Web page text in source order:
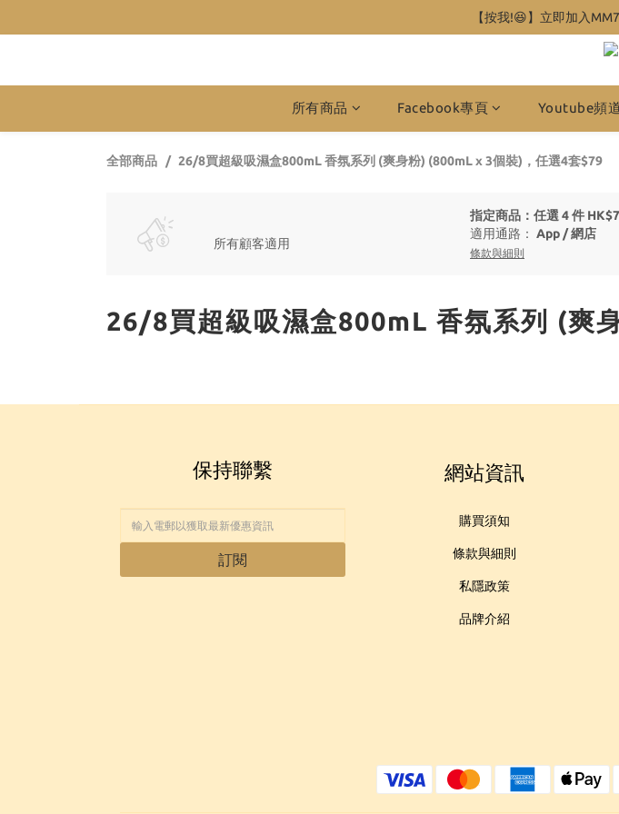
【按我!😆】立即加入
所有商品 Facebook專頁 Youtube頻
全部商品 26/8買超級吸濕盒800mL 香氛系列 (爽身粉) (800mL x 3個裝)，任選4套$79
所有顧客適用
指定商品：任選 4 件
適用通路： App /網店
條款與細則
26/8買超級吸濕盒800mL 香氛系列 (爽
保持聯繫
訂閱
網站資訊
購買須知
條款與細則
私隱政策
品牌介紹